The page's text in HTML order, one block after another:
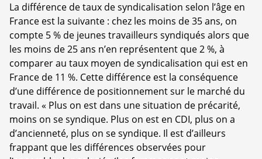
La différence de taux de syndicalisation selon l’âge en
France est la suivante : chez les moins de 35 ans, on
compte 5 % de jeunes travailleurs syndiqués alors que
les moins de 25 ans n’en représentent que 2 %, à
comparer au taux moyen de syndicalisation qui est en
France de 11 %. Cette différence est la conséquence
d’une différence de positionnement sur le marché du
travail. « Plus on est dans une situation de précarité,
moins on se syndique. Plus on est en CDI, plus on a
d’ancienneté, plus on se syndique. Il est d’ailleurs
frappant que les différences observées pour